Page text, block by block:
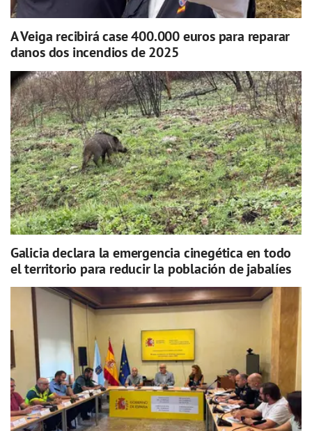
A Veiga recibirá case 400.000 euros para reparar
danos dos incendios de 2025
Galicia declara la emergencia cinegética en todo
el territorio para reducir la población de jabalíes